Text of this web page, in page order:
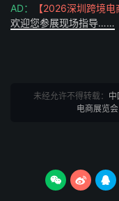
AD： 【2026深圳跨境电
欢迎您参展现场指导……
未经允许不得转载：
电商展览
  